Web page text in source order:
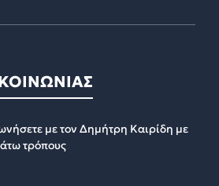
με τον Δημήτρη Καιρίδη με
τρόπους